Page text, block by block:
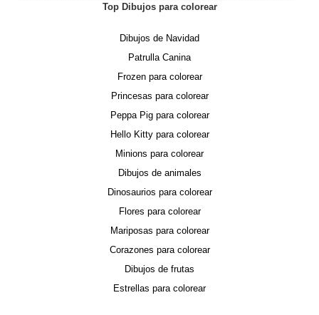
Top Dibujos para colorear
Dibujos de Navidad
Patrulla Canina
Frozen para colorear
Princesas para colorear
Peppa Pig para colorear
Hello Kitty para colorear
Minions para colorear
Dibujos de animales
Dinosaurios para colorear
Flores para colorear
Mariposas para colorear
Corazones para colorear
Dibujos de frutas
Estrellas para colorear